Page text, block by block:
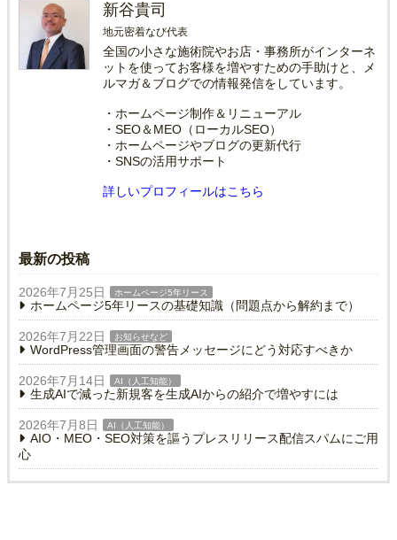
新谷貴司
地元密着なび代表
全国の小さな施術院やお店・事務所がインターネ
ットを使ってお客様を増やすための手助けと、メ
ルマガ＆ブログでの情報発信をしています。
・ホームページ制作＆リニューアル
・SEO＆MEO（ローカルSEO）
・ホームページやブログの更新代行
・SNSの活用サポート
詳しいプロフィールはこちら
最新の投稿
2026年7月25日 ホームページ5年リース
ホームページ5年リースの基礎知識（問題点から解約まで）
2026年7月22日 お知らせなど
WordPress管理画面の警告メッセージにどう対応すべきか
2026年7月14日 AI（人工知能）
生成AIで減った新規客を生成AIからの紹介で増やすには
2026年7月8日 AI（人工知能）
AIO・MEO・SEO対策を謳うプレスリリース配信スパムにご用
心